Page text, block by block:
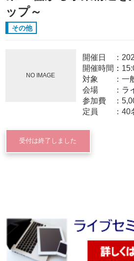
ップ～
その他
NO IMAGE
開催日
開催時間：
対象
一
会場
ラ
参加費
定員
40
受付は終了しました